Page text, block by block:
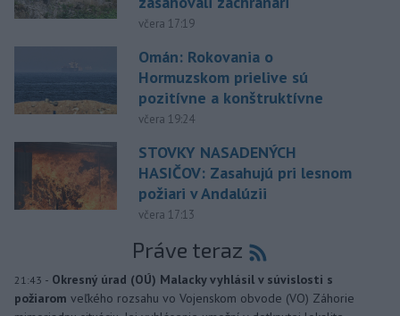
včera 17:19
Omán: Rokovania o
Hormuzskom prielive sú
pozitívne a konštruktívne
včera 19:24
STOVKY NASADENÝCH
HASIČOV: Zasahujú pri lesnom
požiari v Andalúzii
včera 17:13
Práve teraz
21:43 - Okresný úrad (OÚ) Malacky vyhlásil v súvislosti s
požiarom veľkého rozsahu vo Vojenskom obvode (VO) Záhorie